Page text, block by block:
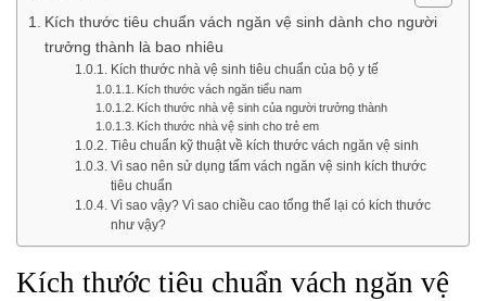
Kích thước tiêu chuẩn vách ngăn vệ sinh dành cho người
trưởng thành là bao nhiêu
Kích thước nhà vệ sinh tiêu chuẩn của bộ y tế
Kích thước vách ngăn tiểu nam
Kích thước nhà vệ sinh của người trưởng thành
Kích thước nhà vệ sinh cho trẻ em
Tiêu chuẩn kỹ thuật về kích thước vách ngăn vệ sinh
Vì sao nên sử dụng tấm vách ngăn vệ sinh kích thước
tiêu chuẩn
Vì sao vậy? Vì sao chiều cao tổng thể lại có kích thước
như vậy?
Kích thước tiêu chuẩn vách ngăn vệ